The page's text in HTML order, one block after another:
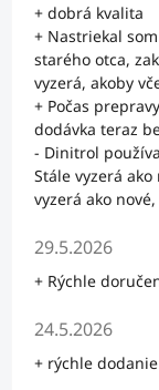
+ dobrá kvalita
+ Nastriekal
starého otca,
vyzerá, akoby
+ Počas
dodávka teraz
- Dinitrol
Stále vyzerá
vyzerá ako
Hodnotenie
29.5.2026
+ Rýchle
Hodnotenie
24.5.2026
+ rýchle dodanie